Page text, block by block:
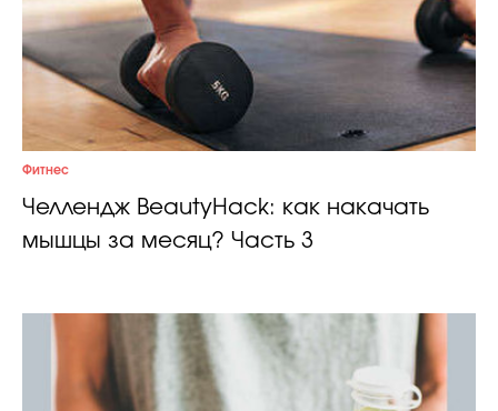
Викторины
Фитнес
Челлендж BeautyHack: как накачать
мышцы за месяц? Часть 3